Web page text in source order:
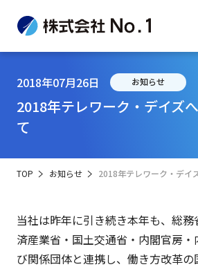
2018年07月26日 お知らせ
2018年テレワーク・デイズ
て
TOP お知らせ 2018年テレワーク・デイ
当社は昨年に引き続き本年も、総
済産業省・国土交通省・内閣官房
び関係団体と連携し、働き方改革